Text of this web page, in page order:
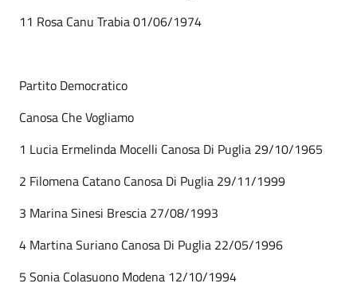
11 Rosa Canu Trabia 01/06/1974
Partito Democratico
Canosa Che Vogliamo
1 Lucia Ermelinda Mocelli Canosa Di Puglia 29/10/1965
2 Filomena Catano Canosa Di Puglia 29/11/1999
3 Marina Sinesi Brescia 27/08/1993
4 Martina Suriano Canosa Di Puglia 22/05/1996
5 Sonia Colasuono Modena 12/10/1994